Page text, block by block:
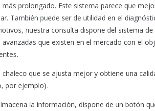
prolongado. Este sistema parece que
También puede ser de utilidad en el
nuestra consulta dispone del sistema
que existen en el mercado con el
que se ajusta mejor y obtiene una
por ejemplo).
la información, dispone de un botón